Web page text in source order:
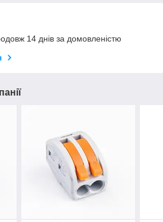
14 днів за домовленістю